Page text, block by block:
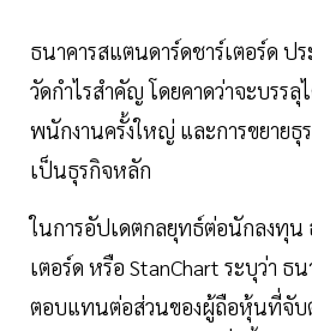
ธนาคารสแตนดาร์ดชาร์เตอร์ด ป
วัดกำไรสำคัญ โดยคาดว่าจะบรร
พนักงานครั้งใหญ่ และการขยายธุ
เป็นธุรกิจหลัก
ในการอัปเดตกลยุทธ์ต่อนักลงทุน
เตอร์ด หรือ StanChart ระบุว่า ธ
ตอบแทนต่อส่วนของผู้ถือหุ้นที่จับต้